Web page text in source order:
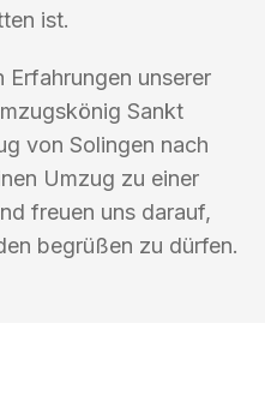
ist.
unserer
Sankt
von Solingen nach
Umzug zu einer
freuen uns darauf,
begrüßen zu dürfen.